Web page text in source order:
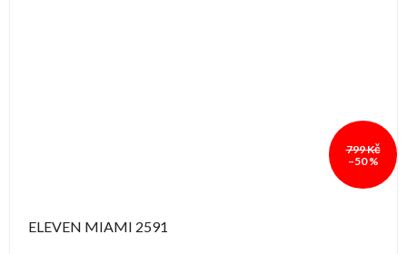
799 Kč
–50 %
ELEVEN MIAMI 2591